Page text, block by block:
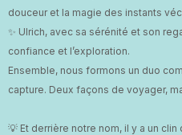
douceur et la magie des instants
​✨ Ulrich, avec sa sérénité et son
confiance et l’exploration.
​Ensemble, nous formons un duo
capture. Deux façons de voyager,
💡 Et derrière notre nom, il y a un